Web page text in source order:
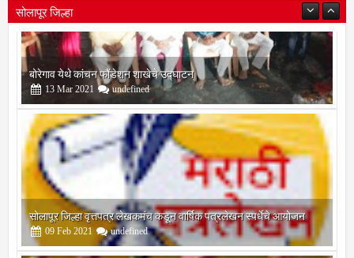
सोलापूर जिल्हा
सोलापूर जिल्हा वृत्तपत्र लेखकमंच कडून वार्षिक पत्रलेखन स्पर्धेचे आयोजन
09 Feb 2021 undefined